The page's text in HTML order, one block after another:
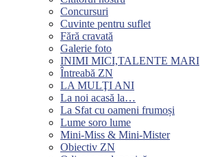
Concursuri
Cuvinte pentru suflet
Fără cravată
Galerie foto
INIMI MICI,TALENTE MARI
Întreabă ZN
LA MULŢI ANI
La noi acasă la…
La Sfat cu oameni frumoși
Lume soro lume
Mini-Miss & Mini-Mister
Obiectiv ZN